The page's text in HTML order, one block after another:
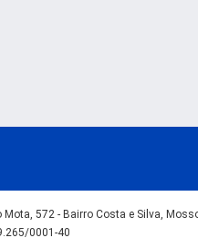
Mota, 572 - Bairro Costa e Silva,
0001-40